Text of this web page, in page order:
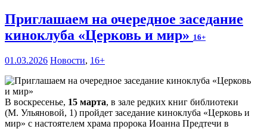
Приглашаем на очередное заседание
киноклуба «Церковь и мир» 16+
01.03.2026 Новости, 16+
В воскресенье, 15 марта, в зале редких книг библиотеки
(М. Ульяновой, 1) пройдет заседание киноклуба «Церковь и
мир» с настоятелем храма пророка Иоанна Предтечи в